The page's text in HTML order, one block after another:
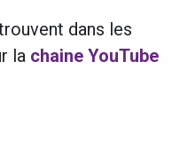
dans les
la chaine YouTube